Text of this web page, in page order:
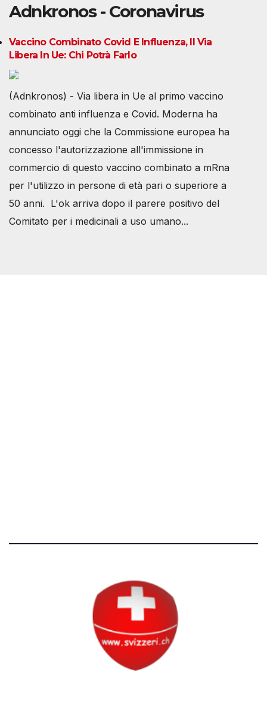
Adnkronos - Coronavirus
Vaccino Combinato Covid E Influenza, Il Via
Libera In Ue: Chi Potrà Farlo
(Adnkronos) - Via libera in Ue al primo vaccino
combinato anti influenza e Covid. Moderna ha
annunciato oggi che la Commissione europea ha
concesso l'autorizzazione all'immissione in
commercio di questo vaccino combinato a mRna
per l'utilizzo in persone di età pari o superiore a
50 anni. L'ok arriva dopo il parere positivo del
Comitato per i medicinali a uso umano...